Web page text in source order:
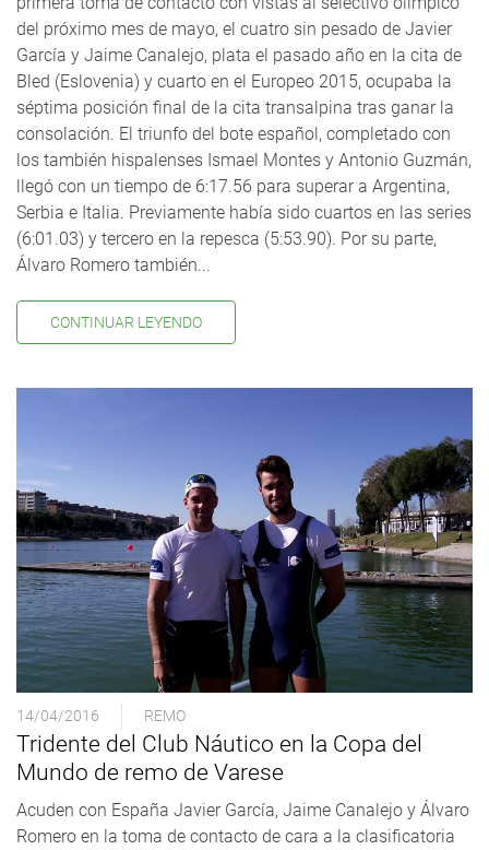
del próximo mes de mayo, el cuatro sin pesado de Javier
García y Jaime Canalejo, plata el pasado año en la cita de
Bled (Eslovenia) y cuarto en el Europeo 2015, ocupaba la
séptima posición final de la cita transalpina tras ganar la
consolación. El triunfo del bote español, completado con
los también hispalenses Ismael Montes y Antonio Guzmán,
llegó con un tiempo de 6:17.56 para superar a Argentina,
Serbia e Italia. Previamente había sido cuartos en las series
(6:01.03) y tercero en la repesca (5:53.90). Por su parte,
Álvaro Romero también...
CONTINUAR LEYENDO
14/04/2016 REMO
Tridente del Club Náutico en la Copa del
Mundo de remo de Varese
Acuden con España Javier García, Jaime Canalejo y Álvaro
Romero en la toma de contacto de cara a la clasificatoria